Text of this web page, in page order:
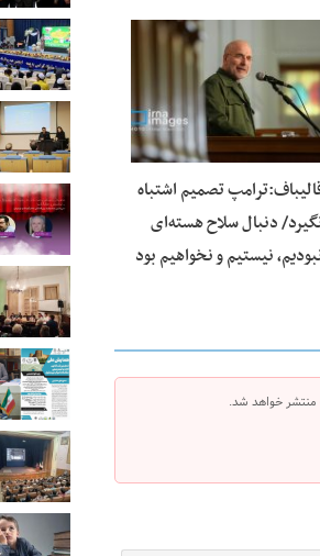
تصمیم اشتباه
دنبال سلاح هسته‌ای
نیستیم و نخواهیم بود
منتشر خواهد شد.